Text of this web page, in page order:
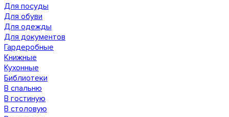
Для посуды
Для обуви
Для одежды
Для документов
Гардеробные
Книжные
Кухонные
Библиотеки
В спальню
В гостиную
В столовую